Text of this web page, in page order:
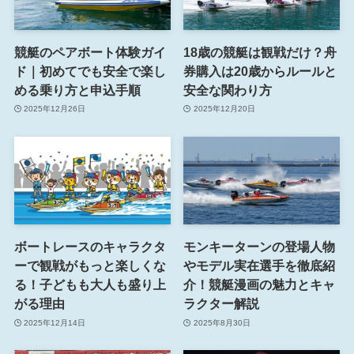
競艇のペアボート体験ガイ
ド｜初めてでも安全で楽し
める乗り方と申込手順
2025年12月26日
18歳の競艇は観戦だけ？舟
券購入は20歳からルールと
安全な関わり方
2025年12月20日
ボートレースのキャラクタ
ーで観戦がもっと楽しくな
る！子どもも大人も盛り上
がる理由
2025年12月14日
モンキーターンの登場人物
やモデル実在選手を徹底紹
介！競艇漫画の魅力とキャ
ラクター解説
2025年8月30日